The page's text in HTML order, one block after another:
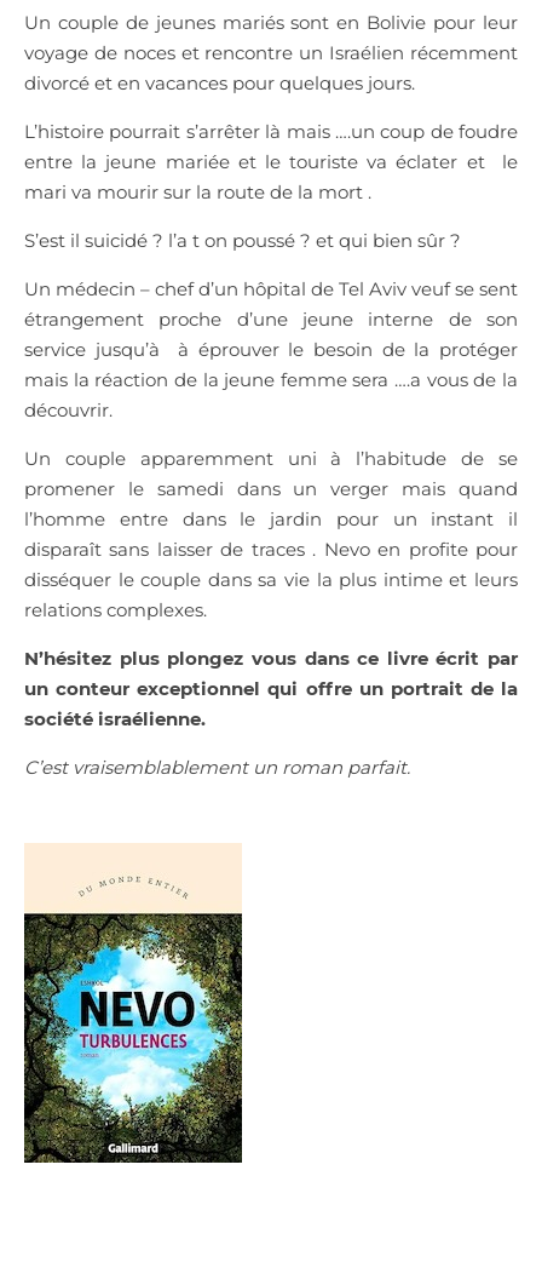
Un couple de jeunes mariés sont en Bolivie pour leur
voyage de noces et rencontre un Israélien récemment
divorcé et en vacances pour quelques jours.
L’histoire pourrait s’arrêter là mais ….un coup de foudre
entre la jeune mariée et le touriste va éclater et
le
mari va mourir sur la route de la mort .
S’est il suicidé ? l’a t on poussé ? et qui bien sûr ?
Un médecin – chef d’un hôpital de Tel Aviv veuf se sent
étrangement proche d’une jeune interne de son
service jusqu’à
à éprouver le besoin de la protéger
mais la réaction de la jeune femme sera ….a vous de la
découvrir.
Un couple apparemment uni à l’habitude de se
promener le samedi dans un verger mais quand
l’homme entre dans le jardin pour un instant il
disparaît sans laisser de traces . Nevo en profite pour
disséquer le couple dans sa vie la plus intime et leurs
relations complexes.
N’hésitez plus plongez vous dans ce livre écrit par
un conteur exceptionnel qui offre un portrait de la
société israélienne.
C’est vraisemblablement un roman parfait.